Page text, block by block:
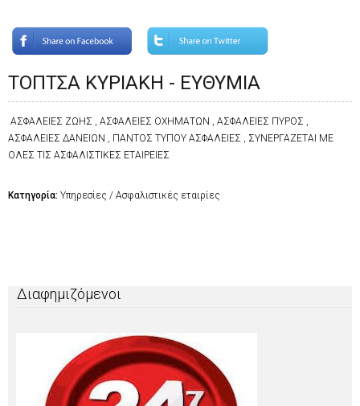
ΤΟΠΤΣΑ ΚΥΡΙΑΚΗ - ΕΥΘΥΜΙΑ
ΑΣΦΑΛΕΙΕΣ ΖΩΗΣ , ΑΣΦΑΛΕΙΕΣ ΟΧΗΜΑΤΩΝ , ΑΣΦΑΛΕΙΕΣ ΠΥΡΟΣ ,
ΑΣΦΑΛΕΙΕΣ ΔΑΝΕΙΩΝ , ΠΑΝΤΟΣ ΤΥΠΟΥ ΑΣΦΑΛΕΙΕΣ , ΣΥΝΕΡΓΑΖΕΤΑΙ ΜΕ
ΟΛΕΣ ΤΙΣ ΑΣΦΑΛΙΣΤΙΚΕΣ ΕΤΑΙΡΕΙΕΣ
Κατηγορία: Υπηρεσίες / Ασφαλιστικές εταιρίες
Διαφημιζόμενοι